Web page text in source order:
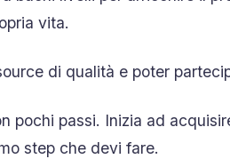
vita.
di qualità e poter
pochi passi. Inizia ad
step che devi fare.